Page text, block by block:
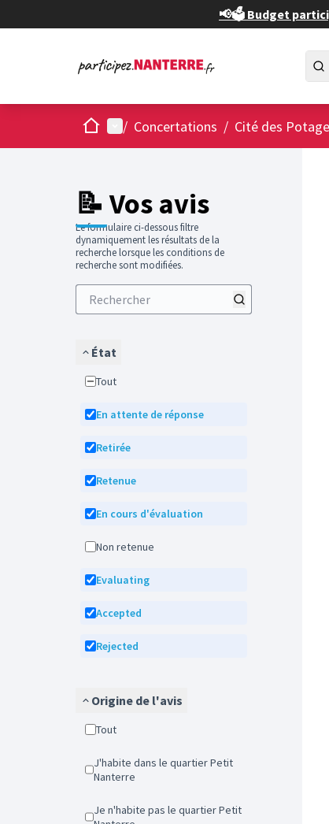
📢🗳️ Budget
AccueilMenu principal
/ Concertations / Cité des
📝 Vos avis
Le formulaire ci-dessous filtre
dynamiquement les résultats de la
recherche lorsque les conditions de
recherche sont modifiées.
État
Tout
En attente de réponse
Retirée
Retenue
En cours d'évaluation
Non retenue
Evaluating
Accepted
Rejected
Origine de l'avis
Tout
J'habite dans le quartier Petit
Nanterre
Je n'habite pas le quartier Petit